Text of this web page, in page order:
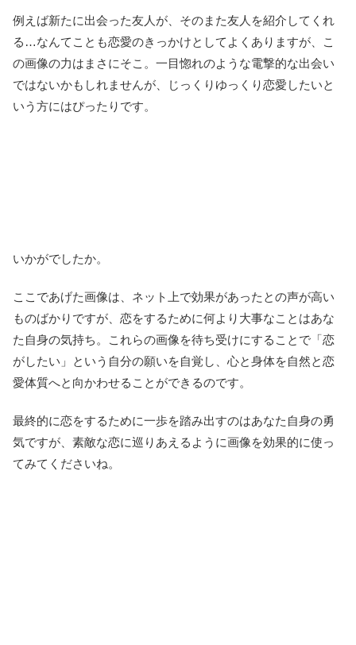
例えば新たに出会った友人が、そのまた友人を紹介してくれ
る…なんてことも恋愛のきっかけとしてよくありますが、こ
の画像の力はまさにそこ。一目惚れのような電撃的な出会い
ではないかもしれませんが、じっくりゆっくり恋愛したいと
いう方にはぴったりです。
いかがでしたか。
ここであげた画像は、ネット上で効果があったとの声が高い
ものばかりですが、恋をするために何より大事なことはあな
た自身の気持ち。これらの画像を待ち受けにすることで「恋
がしたい」という自分の願いを自覚し、心と身体を自然と恋
愛体質へと向かわせることができるのです。
最終的に恋をするために一歩を踏み出すのはあなた自身の勇
気ですが、素敵な恋に巡りあえるように画像を効果的に使っ
てみてくださいね。